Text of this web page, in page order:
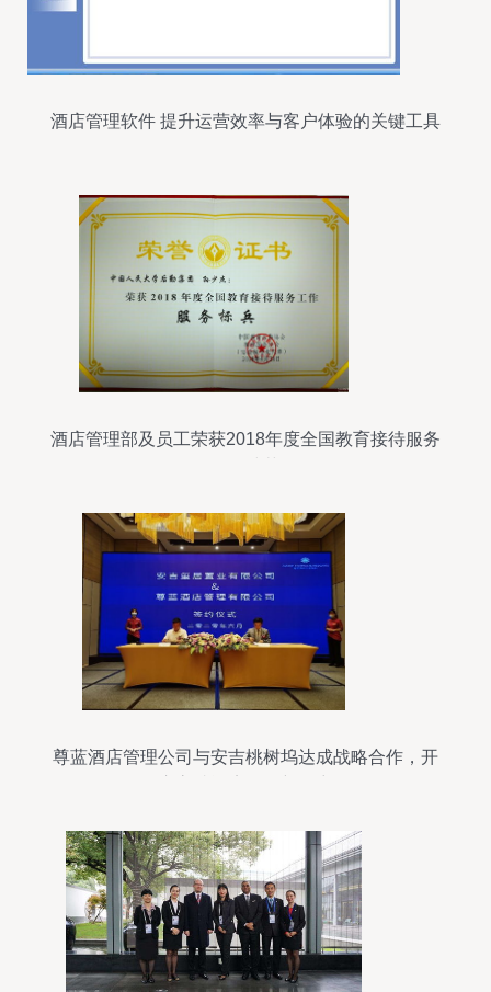
酒店管理软件 提升运营效率与客户体验的关键工具
酒店管理部及员工荣获2018年度全国教育接待服务
尊蓝酒店管理公司与安吉桃树坞达成战略合作，开